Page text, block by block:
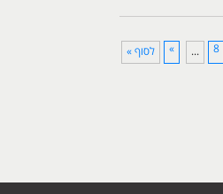
8
...
» לסוף »